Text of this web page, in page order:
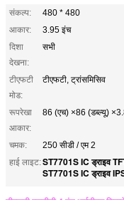
संकल्प:
480 * 480
आकार:
3.95 इंच
दिशा
देखना:
सभी
टीएफटी
मोड:
टीएफटी, ट्रांसमिसिव
रूपरेखा
आकार:
86 (एच) ×86 (डब्ल्यू)
चमक:
250 सीडी / एम 2
हाई लाइट:ST7701S IC ड्राइव
ST7701S IC ड्राइव